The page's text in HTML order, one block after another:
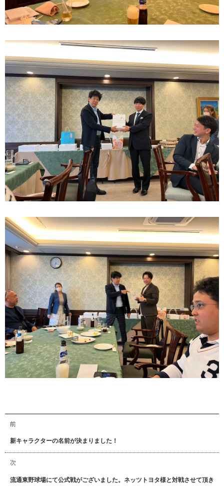
投
稿
ナ
前
過
稿:
新キャラクターの名前が決まりました！
次
次
流通東野球場にて公式戦がございました。ネッツトヨタ様と対戦させて頂き